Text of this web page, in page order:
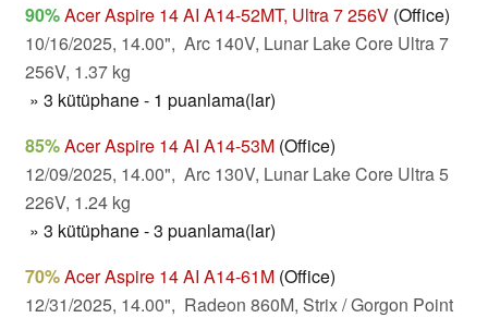
90%Acer Aspire 14 AI A14-52MT, Ultra 7 256V (Office)
10/16/2025, 14.00", Arc 140V, Lunar Lake Core Ultra 7
256V, 1.37 kg
» 3 kütüphane - 1 puanlama(lar)
85%Acer Aspire 14 AI A14-53M (Office)
12/09/2025, 14.00", Arc 130V, Lunar Lake Core Ultra 5
226V, 1.24 kg
» 3 kütüphane - 3 puanlama(lar)
70%Acer Aspire 14 AI A14-61M (Office)
12/31/2025, 14.00", Radeon 860M, Strix / Gorgon Point